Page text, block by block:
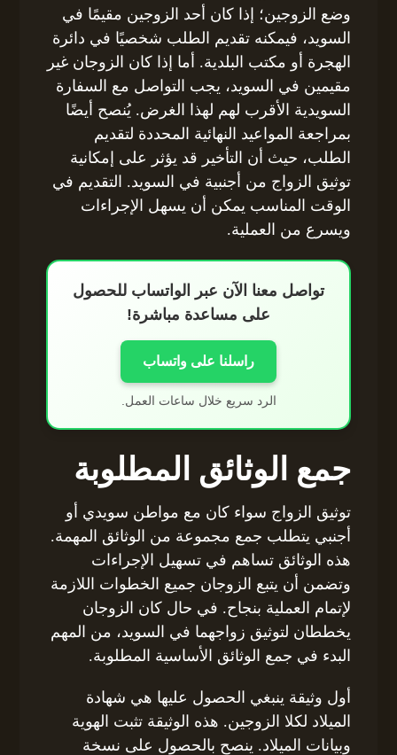
وضع الزوجين؛ إذا كان أحد الزوجين مقيمًا في
السويد، فيمكنه تقديم الطلب شخصيًا في دائرة
الهجرة أو مكتب البلدية. أما إذا كان الزوجان غير
مقيمين في السويد، يجب التواصل مع السفارة
السويدية الأقرب لهم لهذا الغرض. يُنصح أيضًا
بمراجعة المواعيد النهائية المحددة لتقديم
الطلب، حيث أن التأخير قد يؤثر على إمكانية
توثيق الزواج من أجنبية في السويد. التقديم في
الوقت المناسب يمكن أن يسهل الإجراءات
ويسرع من العملية.
تواصل معنا الآن عبر الواتساب للحصول
على مساعدة مباشرة!
راسلنا على واتساب
الرد سريع خلال ساعات العمل.
جمع الوثائق المطلوبة
توثيق الزواج سواء كان مع مواطن سويدي أو
أجنبي يتطلب جمع مجموعة من الوثائق المهمة.
هذه الوثائق تساهم في تسهيل الإجراءات
وتضمن أن يتبع الزوجان جميع الخطوات اللازمة
لإتمام العملية بنجاح. في حال كان الزوجان
يخططان لتوثيق زواجهما في السويد، من المهم
البدء في جمع الوثائق الأساسية المطلوبة.
أول وثيقة ينبغي الحصول عليها هي شهادة
الميلاد لكلا الزوجين. هذه الوثيقة تثبت الهوية
وبيانات الميلاد. ينصح بالحصول على نسخة